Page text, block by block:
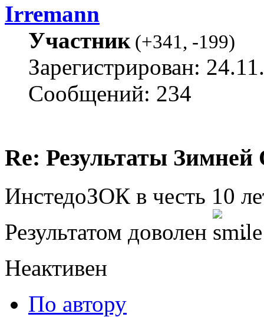
Irremann
Участник(+341, -199)
Зарегистрирован:
Сообщений: 234
Re: Результаты
ИнстедоЗОК в честь 10
Результатом доволен
.
Неактивен
По автору